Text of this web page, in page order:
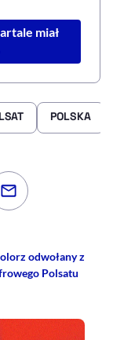
miał
POLSKA
Twitterze
na
Udostępnij
odwołany z
Polsatu